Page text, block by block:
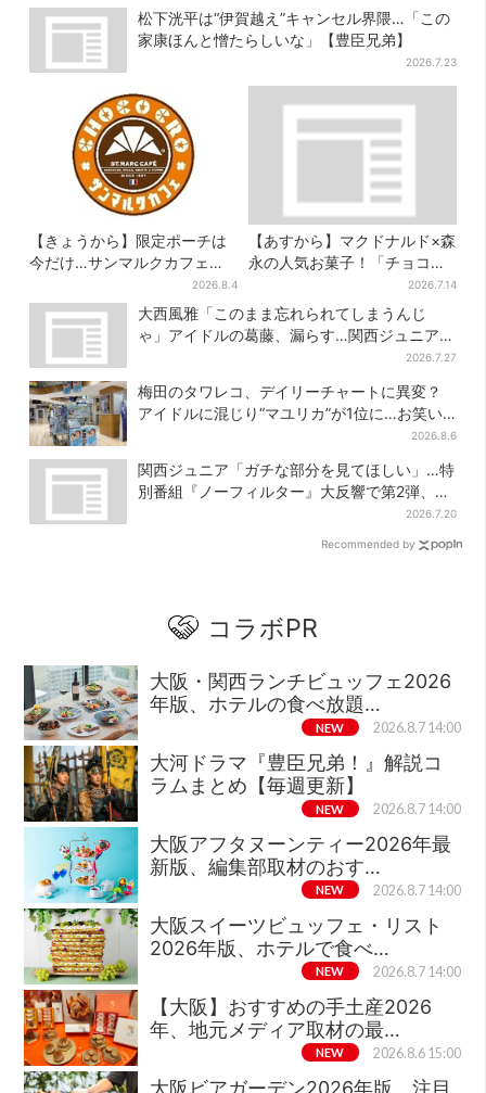
松下洸平は“伊賀越え”キャンセル界隈…「この
家康ほんと憎たらしいな」【豊臣兄弟】
2026.7.23
【きょうから】限定ポーチは
今だけ…サンマルクカフェ初
の「夏福袋」、実質無料でレ
アグッズが手に入る
2026.8.4
【あすから】マクドナルド×森
永の人気お菓子！「チョコボ
ール」「ミルクキャラメル」
があのスイーツに変身…6年ぶ
り復活シェイクも
2026.7.14
大西風雅「このまま忘れられてしまうんじ
ゃ」アイドルの葛藤、漏らす…関西ジュニア特
2026.7.27
梅田のタワレコ、デイリーチャートに異変？
アイドルに混じり“マユリカ”が1位に…お笑い
2026.8.6
関西ジュニア「ガチな部分を見てほしい」…特
別番組『ノーフィルター』大反響で第2弾、7
2026.7.20
Recommended by
コラボPR
大阪・関西ランチビュッフェ2026
年版、ホテルの食べ放題…
NEW 2026.8.7 14:00
大河ドラマ『豊臣兄弟！』解説コ
ラムまとめ【毎週更新】
NEW 2026.8.7 14:00
大阪アフタヌーンティー2026年最
新版、編集部取材のおす…
NEW 2026.8.7 14:00
大阪スイーツビュッフェ・リスト
2026年版、ホテルで食べ…
NEW 2026.8.7 14:00
【大阪】おすすめの手土産2026
年、地元メディア取材の最…
NEW 2026.8.6 15:00
大阪ビアガーデン2026年版、注目